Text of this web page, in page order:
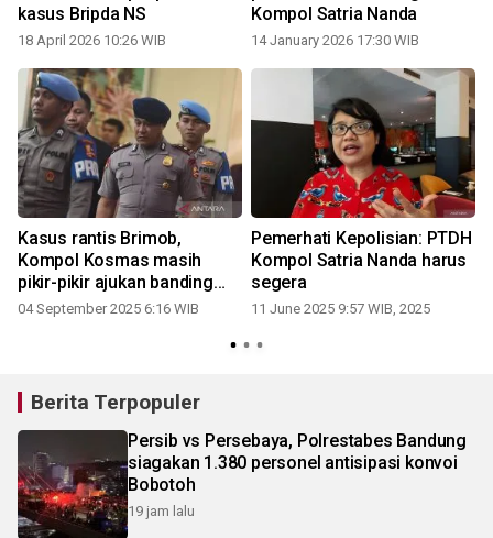
kasus Bripda NS
18 April 2026 10:26 WIB
Kompol Satria Nanda
14 January 2026 17:30 WIB
Kasus rantis Brimob,
Kompol Kosmas masih
pikir-pikir ajukan banding
usai pecat
04 September 2025 6:16 WIB
Pemerhati Kepolisian: PTDH
Kompol Satria Nanda harus
segera
11 June 2025 9:57 WIB, 2025
Berita Terpopuler
Persib vs Persebaya, Polrestabes Bandung
siagakan 1.380 personel antisipasi konvoi
Bobotoh
19 jam lalu